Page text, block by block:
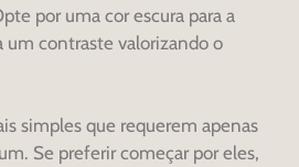
por uma cor escura para a
um contraste valorizando o
simples que requerem apenas
Se preferir começar por eles,